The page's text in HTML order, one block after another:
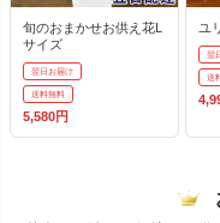
旬のおまかせお供え花L
サイズ
翌日お届け
送料無料
5,580円
ユ
翌
送